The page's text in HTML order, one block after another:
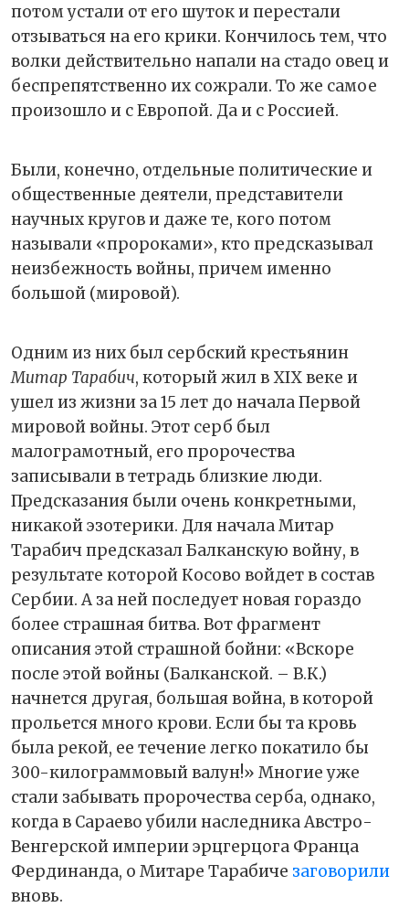
потом устали от его шуток и перестали
отзываться на его крики. Кончилось тем, что
волки действительно напали на стадо овец и
беспрепятственно их сожрали. То же самое
произошло и с Европой. Да и с Россией.
Были, конечно, отдельные политические и
общественные деятели, представители
научных кругов и даже те, кого потом
называли «пророками», кто предсказывал
неизбежность войны, причем именно
большой (мировой).
Одним из них был сербский крестьянин
Митар Тарабич, который жил в XIX веке и
ушел из жизни за 15 лет до начала Первой
мировой войны. Этот серб был
малограмотный, его пророчества
записывали в тетрадь близкие люди.
Предсказания были очень конкретными,
никакой эзотерики. Для начала Митар
Тарабич предсказал Балканскую войну, в
результате которой Косово войдет в состав
Сербии. А за ней последует новая гораздо
более страшная битва. Вот фрагмент
описания этой страшной бойни: «Вскоре
после этой войны (Балканской. – В.К.)
начнется другая, большая война, в которой
прольется много крови. Если бы та кровь
была рекой, ее течение легко покатило бы
300-килограммовый валун!» Многие уже
стали забывать пророчества серба, однако,
когда в Сараево убили наследника Австро-
Венгерской империи эрцгерцога Франца
Фердинанда, о Митаре Тарабиче заговорили
вновь.